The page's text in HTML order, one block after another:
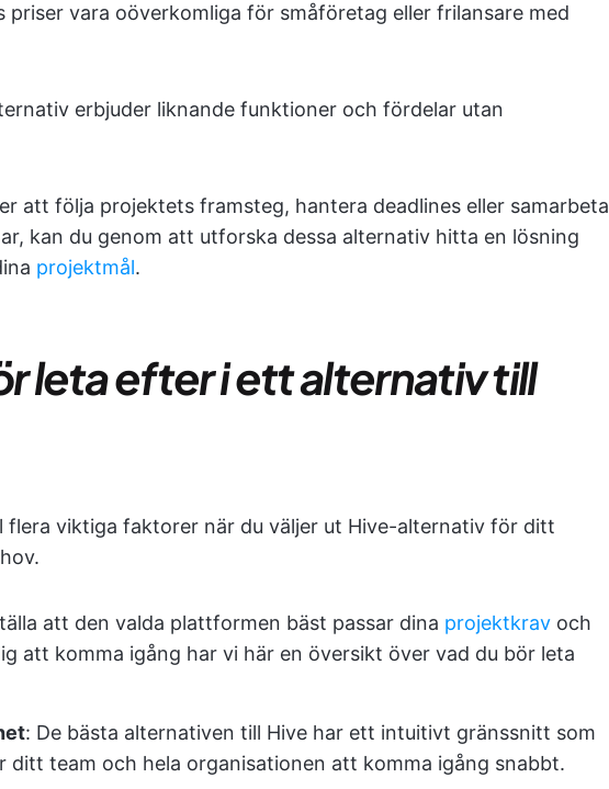
priser vara oöverkomliga för småföretag eller frilansare med
erbjuder liknande funktioner och fördelar utan
att följa projektets framsteg, hantera deadlines eller samarbeta
kan du genom att utforska dessa alternativ hitta en lösning
projektmål.
leta efter i ett alternativ till
flera viktiga faktorer när du väljer ut Hive-alternativ för ditt
att den valda plattformen bäst passar dina projektkrav och
att komma igång har vi här en översikt över vad du bör leta
: De bästa alternativen till Hive har ett intuitivt gränssnitt som
ditt team och hela organisationen att komma igång snabbt.